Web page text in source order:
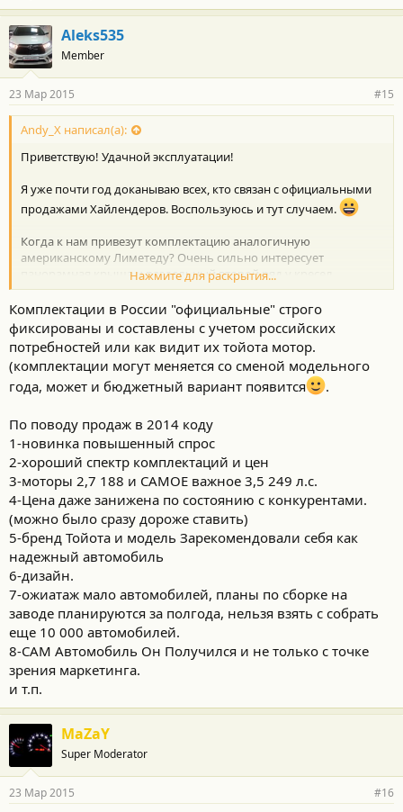
Aleks535
Member
23 Мар 2015 #15
Andy_X написал(а):
Приветствую! Удачной эксплуатации!
Я уже почти год доканываю всех, кто связан с официальными
продажами Хайлендеров. Воспользуюсь и тут случаем.
Когда к нам привезут комплектацию аналогичную
американскому Лиметеду? Очень сильно интересует
панорамная крыша и раздельный второй ряд у кресел.
Слушать отмазки по поводу "дорого, брать не будут" даже
слушать не охота. Уже 3 млн стоит, а продажи всё равно
потихоньку идут. И раньше бы шли ещё круче, если бы
разброс был от 1.8-2,5 млн.
П.С.: Светодиоды в ближнем свете меня особо не интересуют.
И ещё вопрос в догонку, почему в 14-м году были такие дикие
очереди на Хайлендеры? Ведь ясно было, что народ кинется
сливать сбережения, разве нельзя было привезти авто хотя бы
для 100% удовлетворения текущего спроса?
Нажмите для раскрытия...
Комплектации в России "официальные" строго
фиксированы и составлены с учетом российских
потребностей или как видит их тойота мотор.
(комплектации могут меняется со сменой модельного
года, может и бюджетный вариант появится
.
По поводу продаж в 2014 коду
1-новинка повышенный спрос
2-хороший спектр комплектаций и цен
3-моторы 2,7 188 и САМОЕ важное 3,5 249 л.с.
4-Цена даже занижена по состоянию с конкурентами.
(можно было сразу дороже ставить)
5-бренд Тойота и модель Зарекомендовали себя как
надежный автомобиль
6-дизайн.
7-ожиатаж мало автомобилей, планы по сборке на
заводе планируются за полгода, нельзя взять с собрать
еще 10 000 автомобилей.
8-САМ Автомобиль Он Получился и не только с точке
зрения маркетинга.
и т.п.
MaZaY
Super Moderator
23 Мар 2015 #16